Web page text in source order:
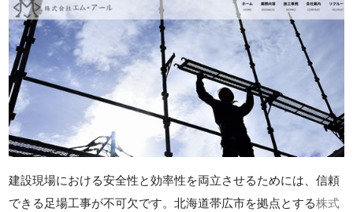
建設現場における安全性と効率性を両立させるためには、信頼
できる足場工事が不可欠です。北海道帯広市を拠点とする株式